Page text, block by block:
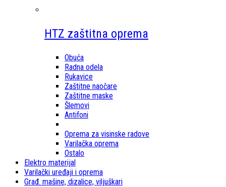
HTZ zaštitna oprema
Obuća
Radna odela
Rukavice
Zaštitne naočare
Zaštitne maske
Šlemovi
Antifoni
Oprema za visinske radove
Varilačka oprema
Ostalo
Elektro materijal
Varilački uređaji i oprema
Građ. mašine, dizalice, viljuškari